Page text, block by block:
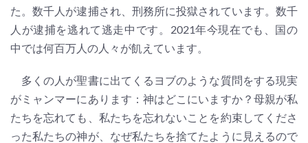
た。数千人が逮捕され、刑務所に投獄されています。数千
人が逮捕を逃れて逃走中です。2021年今現在でも、国の
中では何百万人の人々が飢えています。
多くの人が聖書に出てくるヨブのような質問をする現実
がミャンマーにあります：神はどこにいますか？母親が私
たちを忘れても、私たちを忘れないことを約束してくださ
った私たちの神が、なぜ私たちを捨てたように見えるので